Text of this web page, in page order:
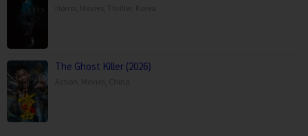
The Ghost Killer (2026)